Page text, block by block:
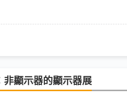
顯示器的顯示器展